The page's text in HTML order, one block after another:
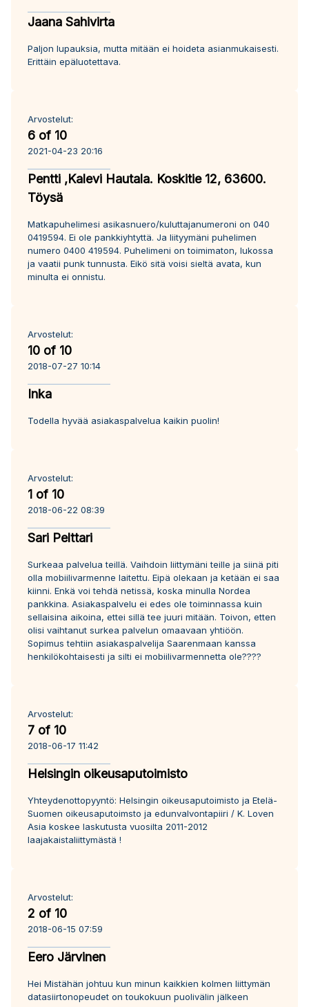
Jaana Sahivirta
Paljon lupauksia, mutta mitään ei hoideta asianmukaisesti.
Erittäin epäluotettava.
Arvostelut:
6 of 10
2021-04-23 20:16
Pentti ,Kalevi Hautala. Koskitie 12, 63600.
Töysä
Matkapuhelimesi asikasnuero/kuluttajanumeroni on 040
0419594. Ei ole pankkiyhtyttä. Ja liityymäni puhelimen
numero 0400 419594. Puhelimeni on toimimaton, lukossa
ja vaatii punk tunnusta. Eikö sitä voisi sieltä avata, kun
minulta ei onnistu.
Arvostelut:
10 of 10
2018-07-27 10:14
Inka
Todella hyvää asiakaspalvelua kaikin puolin!
Arvostelut:
1 of 10
2018-06-22 08:39
Sari Pelttari
Surkeaa palvelua teillä. Vaihdoin liittymäni teille ja siinä piti
olla mobiilivarmenne laitettu. Eipä olekaan ja ketään ei saa
kiinni. Enkä voi tehdä netissä, koska minulla Nordea
pankkina. Asiakaspalvelu ei edes ole toiminnassa kuin
sellaisina aikoina, ettei sillä tee juuri mitään. Toivon, etten
olisi vaihtanut surkea palvelun omaavaan yhtiöön.
Sopimus tehtiin asiakaspalvelija Saarenmaan kanssa
henkilökohtaisesti ja silti ei mobiilivarmennetta ole????
Arvostelut:
7 of 10
2018-06-17 11:42
Helsingin oikeusaputoimisto
Yhteydenottopyyntö: Helsingin oikeusaputoimisto ja Etelä-
Suomen oikeusaputoimsto ja edunvalvontapiiri / K. Loven
Asia koskee laskutusta vuosilta 2011-2012
laajakaistaliittymästä !
Arvostelut:
2 of 10
2018-06-15 07:59
Eero Järvinen
Hei Mistähän johtuu kun minun kaikkien kolmen liittymän
datasiirtonopeudet on toukokuun puolivälin jälkeen